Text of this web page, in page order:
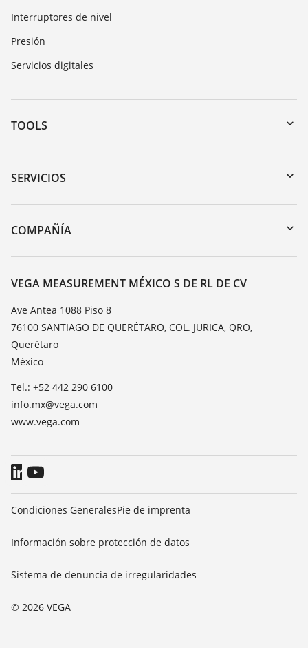
Interruptores de nivel
Presión
Servicios digitales
TOOLS
Zona de descarga
Búsqueda por número de serie
DTM Collection/PACTware
SERVICIOS
Devolución de instrumentos
Cursos de formacion
TeamViewer
COMPAÑÍA
Acerca de VEGA
Contacto
Notícias
Prensa
Blog
VEGA MEASUREMENT MÉXICO S DE RL DE CV
Ave Antea 1088 Piso 8
76100 SANTIAGO DE QUERÉTARO, COL. JURICA, QRO,
Querétaro
México
Tel.: +52 442 290 6100
info.mx@vega.com
www.vega.com
© 2026 VEGA
Condiciones GeneralesPie de imprenta
Información sobre protección de datos
Sistema de denuncia de irregularidades